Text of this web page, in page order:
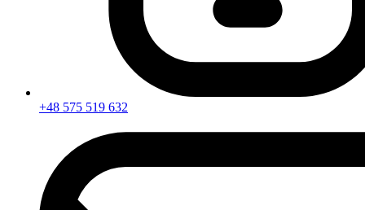
+48 575 519 632